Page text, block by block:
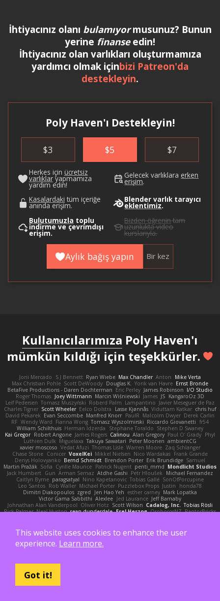
İhtiyacınız olanı bulamıyormusunuz? Bunun
yerine finanseedin!
İhtiyacınız olan varlıkları oluşturmamıza
yardımcı olmak içinbizi Patreon'da
destekleyin.
Poly Haven'ı Destekleyin!
$3 $5 $7
Herkes için ücretsiz
varlıklaryapmamıza
yardım edin!
Gelecek varlıklara erken
erişim.
Kasalardaki tüm içeriğe
anında erişim.
Blender varlık tarayıcı
eklentimiz.
Bulutumuzla toplu
indirme ve çevrimdışı
erişim.
Bizden öğrenintam
uzunlukta video
kurslarıyla.
Aylık bağış yapın Bir kez
Kullanıcılarımıza Poly Haven'ı
mümkün kıldığı için teşekkürler.
Joni Mercado S J Bennett Ryan Wiebe Max Chandler Anton
Mike Verta
Max Christian Pohle Scott DeWoody Douglas K. Yorik van Havre Ernst Bronde
BetaFive Productions - Daren Dochterman Eric Perley James Robinson I/O Studio
Roger Thomas Joey Wittmann Marcin Wiśniewski James JS KangaroOz 3D
Leif Pedersen Tomasz Muszyński Roberd Palm Lampantino Javier Meseguer de Paz
Charles Tigner Scott Wheeler Eelco Dolstra Lasse Kjønnås Viduttam Katkar chris huf
David Pekarek Evan Seccombe Manfred Knorr PaulR Malcolm Dwyer Derek Carlin
RF Wendy Ward Fianna Wong Tomasz Wyszolmirski Riccardo Giovanetti fr54
William Schilthuis Herman Idzerda Stephane Toraldo Stephen D Swaney
Kai Gregor Robert Angone James Rogers Calinou Alan Gregory Paul O' Grady Phyl
Luthien Dulk Miguelaxa Takuya Sawatari Peter Moonen ambientCG
xavier moscoso Vedat Afuzi Thomas Lisle Warren Moore Zaq Schlanger
Chase Stone Conicer VoxelKei Mikkel Nielsen Nico Wardakas Frank Grande
Denys Holovyanko Bernd Schmidt Brendon Porter Erik Brundidge Samuel
Martin Pražák Sofia Cyrille Maurice Patrick Nugent penti_mmd Mondlicht Studios
Jack Humbert Gun Arman Sernaz Atdhe Gashi Petr Hloušek
Michael Fernandez
Caitlyn Byrne paragsatyal Nino Kapetanovic Tobias Gallé SonOfPorcupine
Leo Santos Rob Waller Michael Porter Puzzlebox Props Justin
honda78
Dimitri Diakopoulos zgred Jen Hao Yeh esther carney Mark Lopatka
Victor Gama Sabbithi Alexlee Jed Laurance Jeff Barnaby
Johnathan Alan Vanderpool Oliver Hotz Scott Wilson Cadalog, Inc. Tobias Rösli
Rick Palmer Neal Huston sean dunderdale Erel Herzog OroborosNZ RaptorBricks
Goro Fujita Robert Wallis Alexander Bachvarov Evan Campbell Rene Gansen
Clifford A Worsham Fábio De Carvalho Mike Festa
Martin Banak - Dr Zed
fred gissubel Ayetheist Edgard Costa
Henrik Berglund
Daniel Fitzgerald Dana McCabe
Mark Krenz Nicholas Rubin
This website uses cookies to enhance the user
experience. Learn more.
Got it!